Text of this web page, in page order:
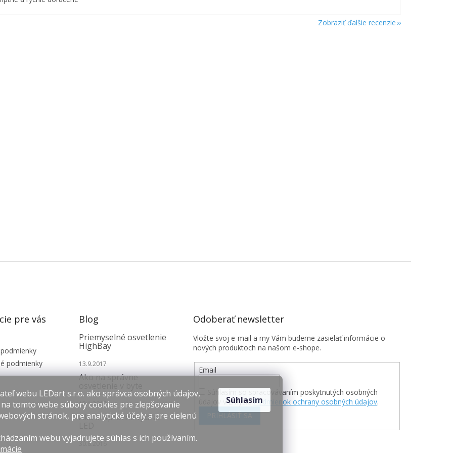
webu LEDart s.r.o. ako správca osobných údajov,
tomto webe súbory cookies pre zlepšovanie
stránok, pre analytické účely a pre cielenú
webu vyjadrujete súhlas s ich používaním.
Súhlasím
Zobraziť ďalšie recenzie
pre vás
podmienky
Blog
Priemyselné osvetlenie
HighBay
13.9.2017
Ako na správne
12.1.2017
Ako si správne vybrať
30.8.2016
Odoberať newsletter
Vložte svoj e-mail a my Vám budeme zasielať informácie o
nových produktoch na našom e-shope.
Email
Súhlasím so spracovávaním poskytnutých osobných
údajov v zmyslePodmienok ochrany osobných údajov.
PRIHLÁSIŤ SA